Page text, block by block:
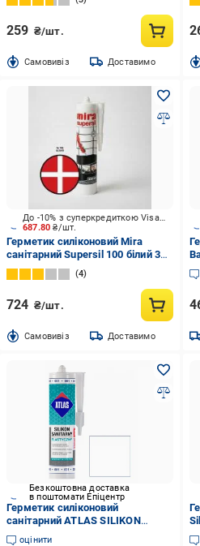
259 ₴/шт.
Cамовивіз Доставимо
687.80₴/шт.
До -10% з суперкредиткою Visa Вигода
Герметик силіконовий Mira
санітарний Supersil 100 білий 300
мл
4
724 ₴/шт.
Cамовивіз Доставимо
Безкоштовна доставка
в поштомати Епіцентр
Герметик силіконовий
санітарний ATLAS SILIKON
ELASTYCZNY 001 280 мл Білий
оцінити